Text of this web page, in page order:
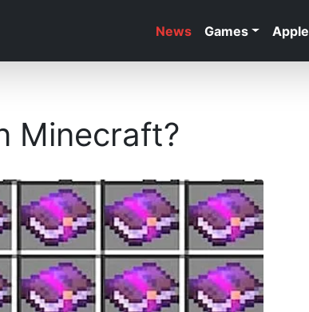
News Games Apple
Minecraft?